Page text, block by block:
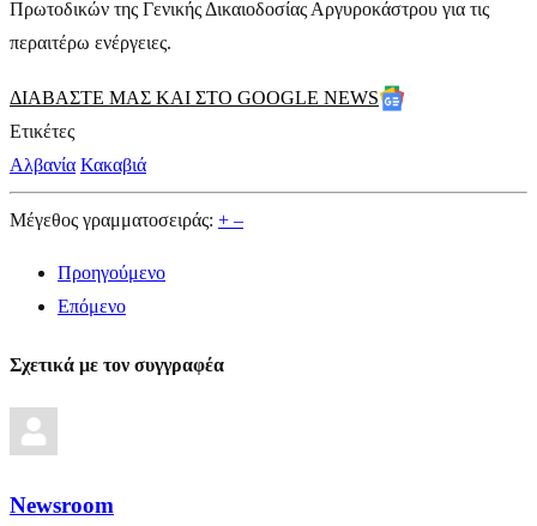
Πρωτοδικών της Γενικής Δικαιοδοσίας Αργυροκάστρου για τις
περαιτέρω ενέργειες.
ΔΙΑΒΑΣΤΕ ΜΑΣ ΚΑΙ ΣΤΟ GOOGLE NEWS
Ετικέτες
Αλβανία Κακαβιά
Μέγεθος γραμματοσειράς: + –
Προηγούμενο
Επόμενο
Σχετικά με τον συγγραφέα
Newsroom